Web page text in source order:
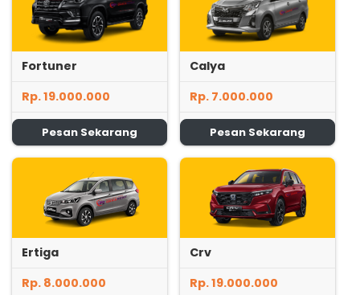
Fortuner
Rp. 19.000.000
Pesan Sekarang
Calya
Rp. 7.000.000
Pesan Sekarang
Ertiga
Rp. 8.000.000
Crv
Rp. 19.000.000